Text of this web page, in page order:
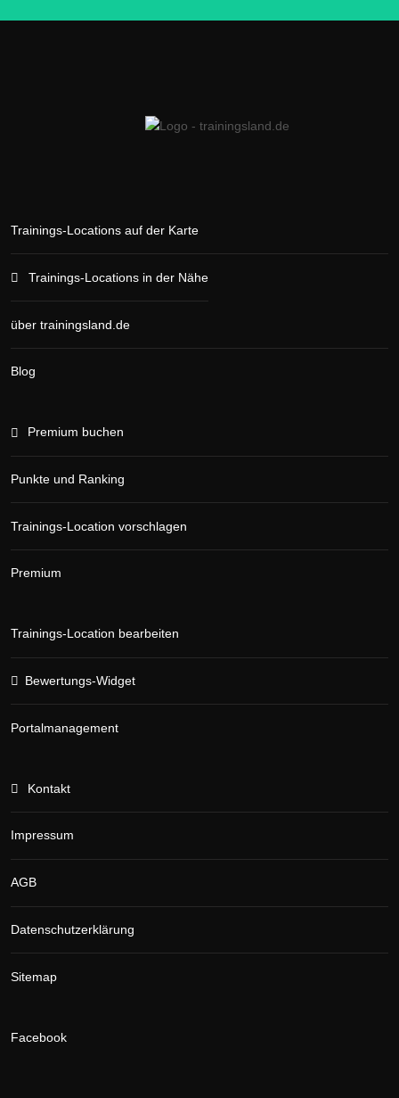
Trainings-Locations auf der Karte
Trainings-Locations in der Nähe
über trainingsland.de
Blog
Premium buchen
Punkte und Ranking
Trainings-Location vorschlagen
Premium
Trainings-Location bearbeiten
Bewertungs-Widget
Portalmanagement
Kontakt
Impressum
AGB
Datenschutzerklärung
Sitemap
Facebook